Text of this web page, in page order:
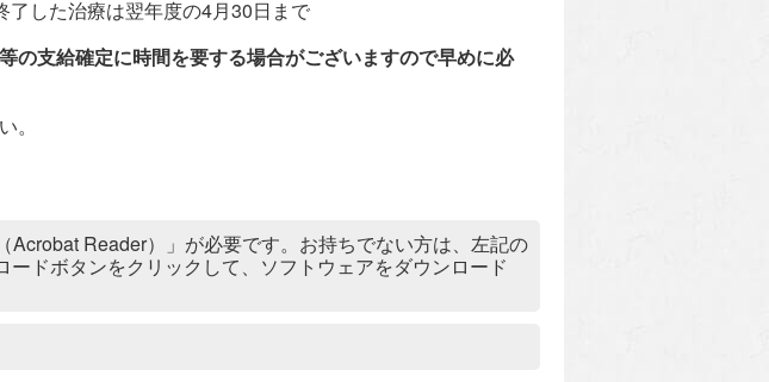
した治療は翌年度の4月30日まで
の支給確定に時間を要する場合がございますので早めに必
。
Reader）」が必要です。お持ちでない方は、左記の
ードボタンをクリックして、ソフトウェアをダウンロード